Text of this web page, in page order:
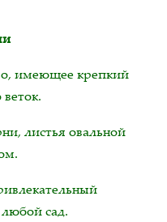
имеющее крепкий
листья овальной
сад.